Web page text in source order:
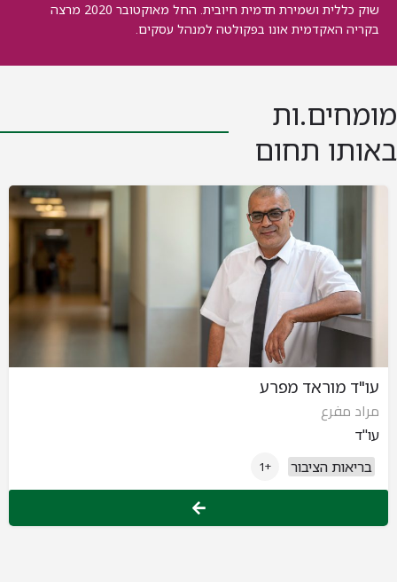
שוק כללית ושמירת תדמית חיובית. החל מאוקטובר 2020 מרצה
בקריה האקדמית אונו בפקולטה למנהל עסקים.
מומחים.ות
באותו תחום
עו"ד מוראד מפרע
مراد مفرع
עו"ד
בריאות הציבור
+1